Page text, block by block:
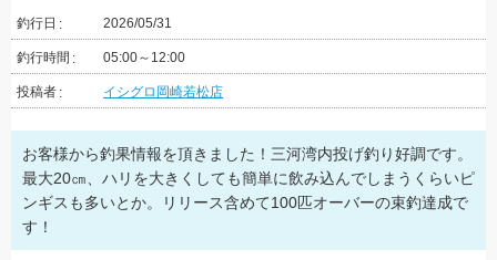
釣行日 2026/05/31
釣行時間 05:00～12:00
投稿者 イシグロ岡崎若松店
お客様から釣果情報を頂きました！三河湾内投げ釣り好調です。
最大20㎝、ハリを大きくしても簡単に飲み込んでしまうくらいピ
ンギスも多いとか。リリース含めて100匹オーバーの束釣達成で
す！